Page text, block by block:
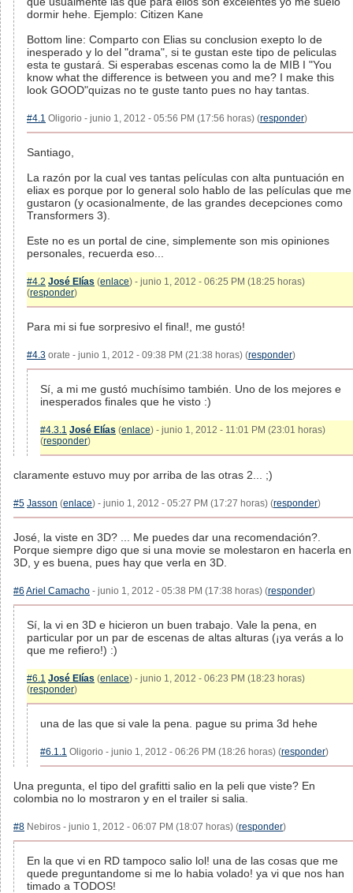
dormir hehe. Ejemplo: Citizen Kane
Bottom line: Comparto con Elias su conclusion exepto lo de
inesperado y lo del "drama", si te gustan este tipo de peliculas
esta te gustará. Si esperabas escenas como la de MIB I "You
know what the difference is between you and me? I make this
look GOOD"quizas no te guste tanto pues no hay tantas.
#4.1 Oligorio - junio 1, 2012 - 05:56 PM (17:56 horas) (responder)
Santiago,
La razón por la cual ves tantas películas con alta puntuación en
eliax es porque por lo general solo hablo de las películas que me
gustaron (y ocasionalmente, de las grandes decepciones como
Transformers 3).
Este no es un portal de cine, simplemente son mis opiniones
personales, recuerda eso...
#4.2 José Elías (enlace) - junio 1, 2012 - 06:25 PM (18:25 horas)
(responder)
Para mi si fue sorpresivo el final!, me gustó!
#4.3 orate - junio 1, 2012 - 09:38 PM (21:38 horas) (responder)
Sí, a mi me gustó muchísimo también. Uno de los mejores e
inesperados finales que he visto :)
#4.3.1 José Elías (enlace) - junio 1, 2012 - 11:01 PM (23:01 horas)
(responder)
claramente estuvo muy por arriba de las otras 2... ;)
#5 Jasson (enlace) - junio 1, 2012 - 05:27 PM (17:27 horas) (responder)
José, la viste en 3D? ... Me puedes dar una recomendación?.
Porque siempre digo que si una movie se molestaron en hacerla en
3D, y es buena, pues hay que verla en 3D.
#6 Ariel Camacho - junio 1, 2012 - 05:38 PM (17:38 horas) (responder)
Sí, la vi en 3D e hicieron un buen trabajo. Vale la pena, en
particular por un par de escenas de altas alturas (¡ya verás a lo
que me refiero!) :)
#6.1 José Elías (enlace) - junio 1, 2012 - 06:23 PM (18:23 horas)
(responder)
una de las que si vale la pena. pague su prima 3d hehe
#6.1.1 Oligorio - junio 1, 2012 - 06:26 PM (18:26 horas) (responder)
Una pregunta, el tipo del grafitti salio en la peli que viste? En
colombia no lo mostraron y en el trailer si salia.
#8 Nebiros - junio 1, 2012 - 06:07 PM (18:07 horas) (responder)
En la que vi en RD tampoco salio lol! una de las cosas que me
quede preguntandome si me lo habia volado! ya vi que nos han
timado a TODOS!